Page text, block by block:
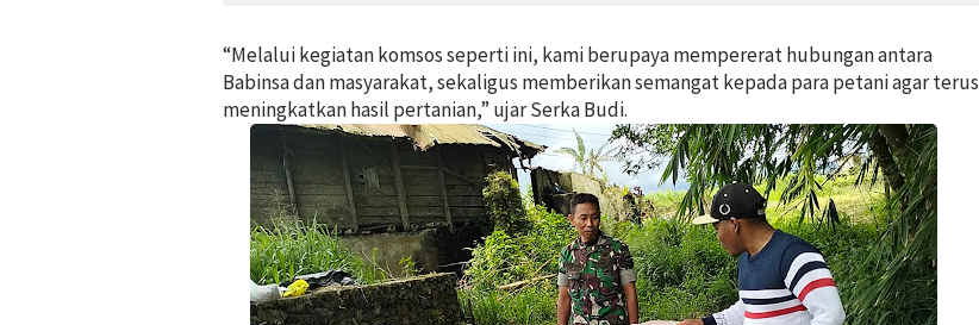
“Melalui kegiatan komsos seperti ini, kami berupaya mempererat hubungan antara
Babinsa dan masyarakat, sekaligus memberikan semangat kepada para petani agar terus
meningkatkan hasil pertanian,” ujar Serka Budi.